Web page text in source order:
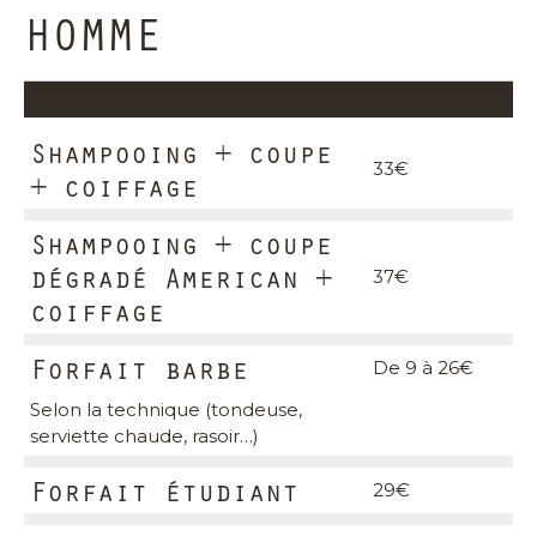
HOMME
Shampooing + coupe
+ coiffage
33€
Shampooing + coupe
dégradé American +
coiffage
37€
Forfait barbe
De 9 à 26€
Selon la technique (tondeuse,
serviette chaude, rasoir…)
Forfait étudiant 29€